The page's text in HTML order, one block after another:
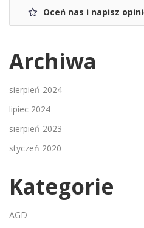
Oceń nas i napisz
Archiwa
sierpień 2024
lipiec 2024
sierpień 2023
styczeń 2020
Kategorie
AGD